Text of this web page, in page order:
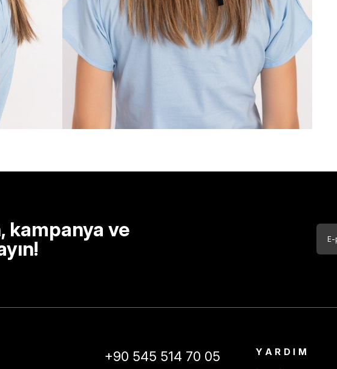
kampanya ve
+90 545 514 70 05
YARDIM